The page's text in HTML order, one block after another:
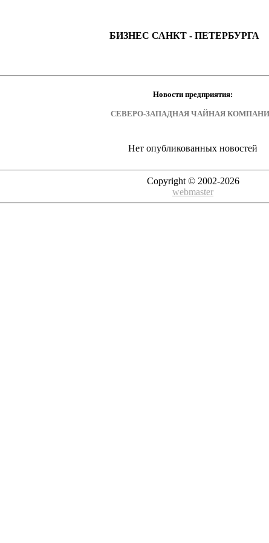
БИЗНЕС САНКТ - ПЕТЕРБУРГА
Новости предприятия:
СЕВЕРО-ЗАПАДНАЯ ЧАЙНАЯ
Нет опубликованных новостей
Copyright © 2002-2026
webmaster